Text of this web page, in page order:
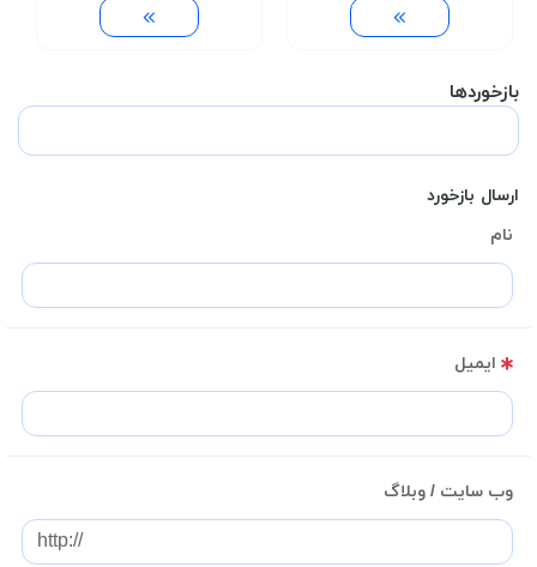
بازخوردها
ارسال بازخورد
نام
ایمیل
وب سایت / وبلاگ